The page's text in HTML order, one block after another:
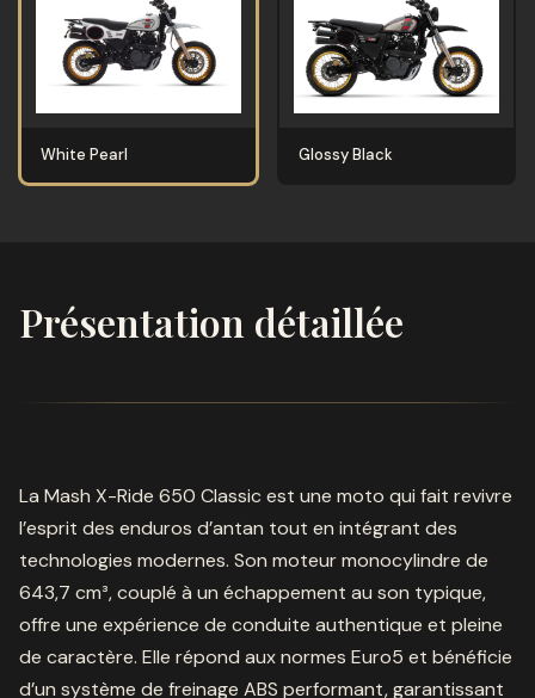
White Pearl Glossy Black
Présentation détaillée
La Mash X-Ride 650 Classic est une moto qui fait revivre
l’esprit des enduros d’antan tout en intégrant des
technologies modernes. Son moteur monocylindre de
643,7 cm³, couplé à un échappement au son typique,
offre une expérience de conduite authentique et pleine
de caractère. Elle répond aux normes Euro5 et bénéficie
d’un système de freinage ABS performant, garantissant